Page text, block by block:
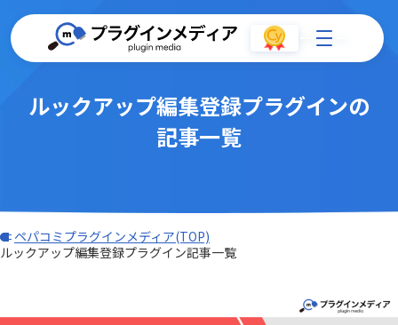
ルックアップ編集登録プラグインの
記事一覧
ペパコミプラグインメディア(TOP)
ルックアップ編集登録プラグイン記事一覧